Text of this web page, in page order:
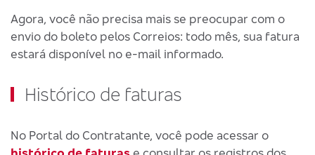
Agora, você não precisa mais se preocupar com o
envio do boleto pelos Correios: todo mês, sua fatura
estará disponível no e-mail informado.
Histórico de faturas
No Portal do Contratante, você pode acessar o